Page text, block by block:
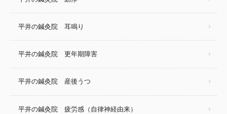
平井の鍼灸院 耳鳴り
平井の鍼灸院 更年期障害
平井の鍼灸院 産後うつ
平井の鍼灸院 疲労感（自律神経由来）